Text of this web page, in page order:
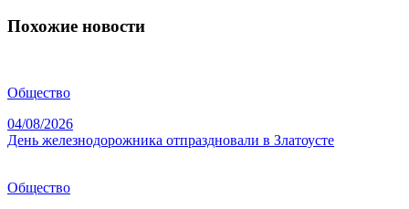
Похожие новости
Общество
04/08/2026
День железнодорожника отпраздновали в Златоусте
Общество